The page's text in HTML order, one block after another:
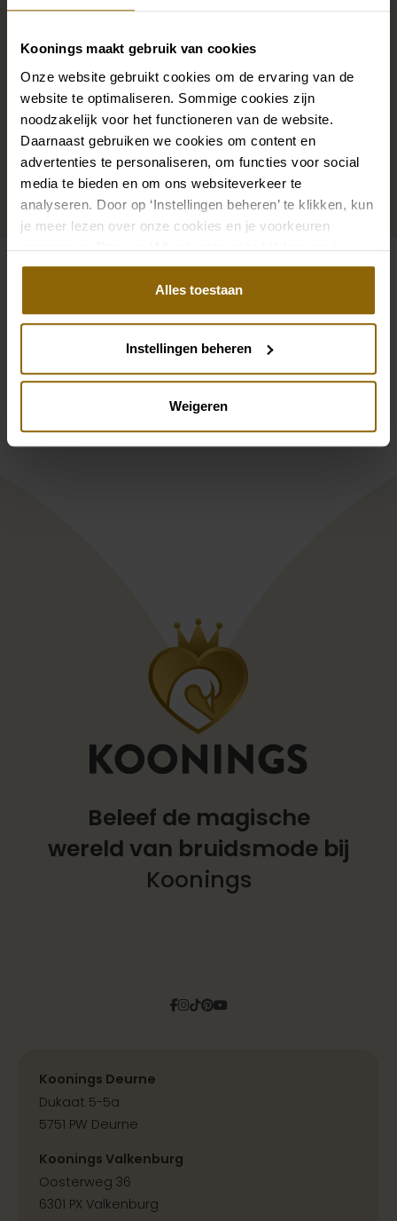
Koonings maakt gebruik van cookies
Onze website gebruikt cookies om de ervaring van de
website te optimaliseren. Sommige cookies zijn
noodzakelijk voor het functioneren van de website.
Daarnaast gebruiken we cookies om content en
advertenties te personaliseren, om functies voor social
media te bieden en om ons websiteverkeer te
analyseren. Door op ‘Instellingen beheren’ te klikken, kun
je meer lezen over onze cookies en je voorkeuren
aanpassen. Door op ‘Alles toestaan’ te klikken, ga je
akkoord met het gebruik van alle cookies.
Alles toestaan
Instellingen beheren
Weigeren
precies bij je bruidsjurk passen of een prachtige sluier,
haarband of haarspeld voor je bruidskapsel: jouw
bruidslook is pas af met bijpassende accessoires. Met
onze grote accessoire winkel met accessoires voor
bruid en bruidegom vind je de perfecte match met
jouw jurk of trouwkostuum.
Ga naar accessoires
Bekijk ook eens
Enzoani Prive Fig-D
Pinterest
Pronovias Fashion
Jesus Peiro 918A
Pinterest
Ladybird Iva
Beleef de magische
wereld van bruidsmode bij
Koonings
Facebook
Instagram
Tiktok
Pinterest
YouTube
Koonings Deurne
Dukaat 5-5a
5751 PW Deurne
Koonings Valkenburg
Oosterweg 36
6301 PX Valkenburg